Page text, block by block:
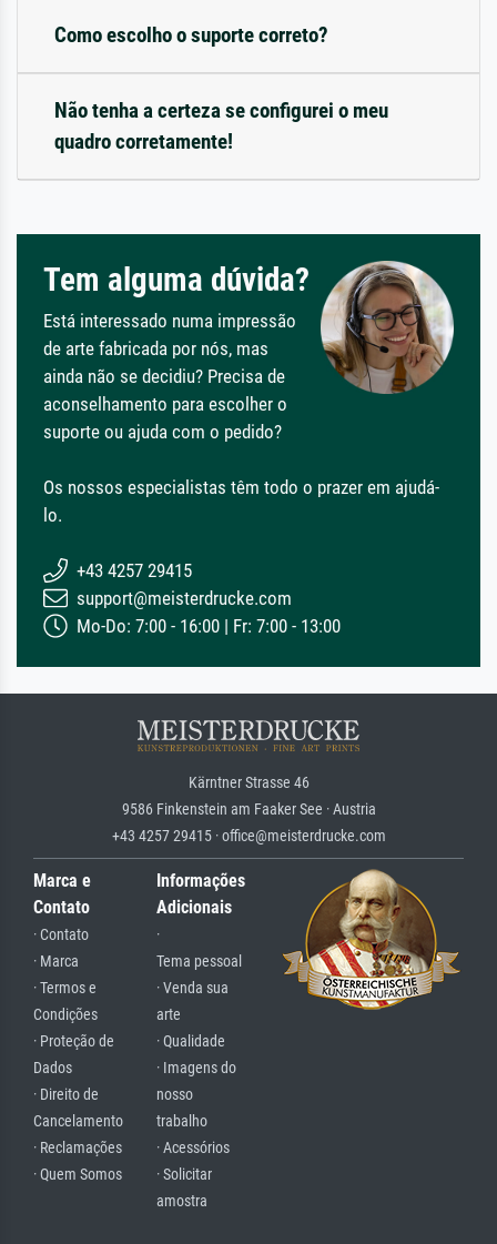
Como escolho o suporte correto?
Não tenha a certeza se configurei o meu
quadro corretamente!
Tem alguma dúvida?
Está interessado numa impressão
de arte fabricada por nós, mas
ainda não se decidiu? Precisa de
aconselhamento para escolher o
suporte ou ajuda com o pedido?
Os nossos especialistas têm todo o prazer em ajudá-
lo.
+43 4257 29415
support@meisterdrucke.com
Mo-Do: 7:00 - 16:00 | Fr: 7:00 - 13:00
Kärntner Strasse 46
9586 Finkenstein am Faaker See · Austria
+43 4257 29415 · office@meisterdrucke.com
Marca e
Contato
· Contato
· Marca
· Termos e
Condições
· Proteção de
Dados
· Direito de
Cancelamento
· Reclamações
· Quem Somos
Informações
Adicionais
·
Tema pessoal
· Venda sua
arte
· Qualidade
· Imagens do
nosso
trabalho
· Acessórios
· Solicitar
amostra